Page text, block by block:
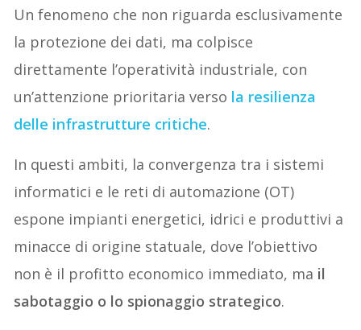
Un fenomeno che non riguarda esclusivamente
la protezione dei dati, ma colpisce
direttamente l’operatività industriale, con
un’attenzione prioritaria verso la resilienza
delle infrastrutture critiche.
In questi ambiti, la convergenza tra i sistemi
informatici e le reti di automazione (OT)
espone impianti energetici, idrici e produttivi a
minacce di origine statuale, dove l’obiettivo
non è il profitto economico immediato, ma il
sabotaggio o lo spionaggio strategico.